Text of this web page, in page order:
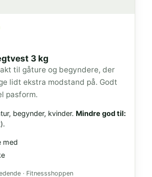
3 kg
til gåture og begyndere, der
lidt ekstra modstand på. Godt
pasform.
begynder, kvinder. Mindre god til:
med
· Fitnessshoppen